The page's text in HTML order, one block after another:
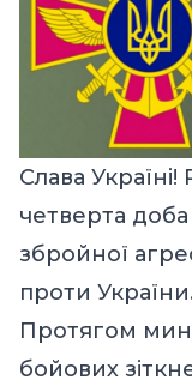
Слава
четверта
збройної
проти
Протягом
бойових